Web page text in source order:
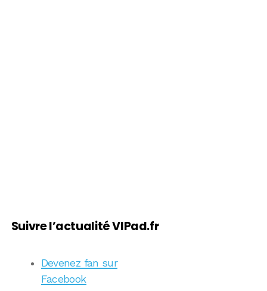
Suivre l’actualité VIPad.fr
Devenez fan sur
Facebook